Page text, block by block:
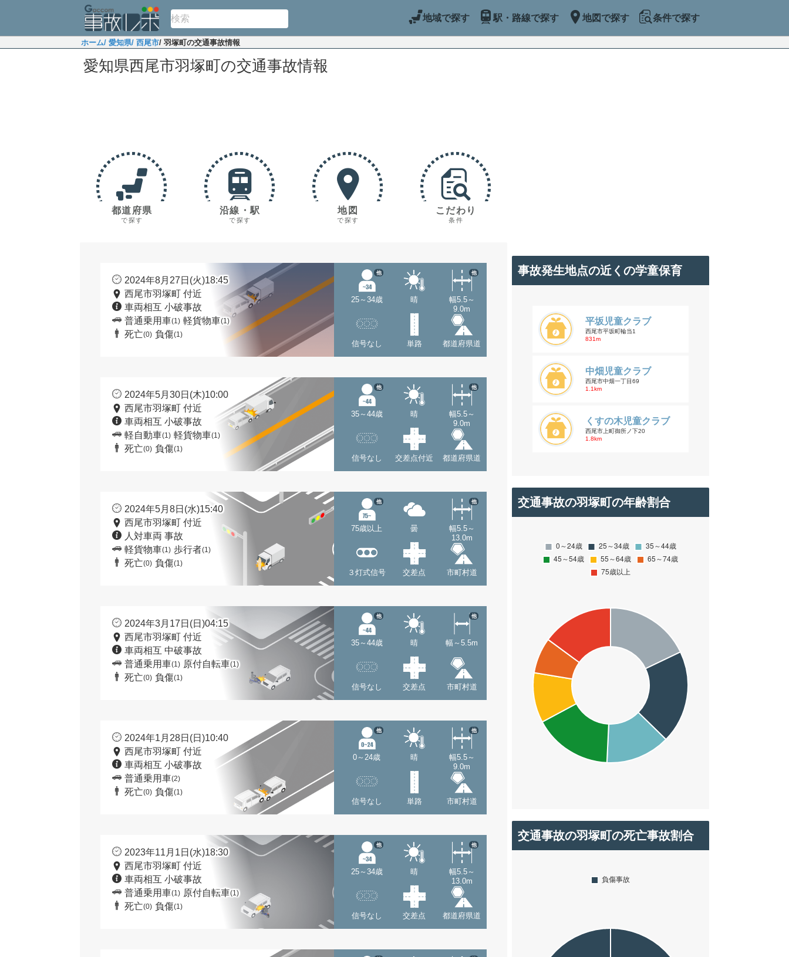
地域で探す 駅・路線で探す 地図で探す 条件で探す
ホーム/ 愛知県/ 西尾市/ 羽塚町の交通事故情報
愛知県西尾市羽塚町の交通事故情報
都道府県
で探す
沿線・駅
で探す
地図
で探す
こだわり
条件
2024年8月27日(火)18:45
西尾市羽塚町 付近
車両相互 小破事故
普通乗用車(1) 軽貨物車(1)
死亡(0) 負傷(1)
25～34歳
他
晴
幅5.5～
9.0m
他
信号なし 単路 都道府県道
2024年5月30日(木)10:00
西尾市羽塚町 付近
車両相互 小破事故
軽自動車(1) 軽貨物車(1)
死亡(0) 負傷(1)
35～44歳
他
晴
幅5.5～
9.0m
他
信号なし 交差点付近 都道府県道
2024年5月8日(水)15:40
西尾市羽塚町 付近
人対車両 事故
軽貨物車(1) 歩行者(1)
死亡(0) 負傷(1)
75歳以上
他
曇
幅5.5～
13.0m
他
３灯式信号 交差点 市町村道
2024年3月17日(日)04:15
西尾市羽塚町 付近
車両相互 中破事故
普通乗用車(1) 原付自転車(1)
死亡(0) 負傷(1)
35～44歳
他
晴 幅～5.5m
他
信号なし 交差点 市町村道
2024年1月28日(日)10:40
西尾市羽塚町 付近
車両相互 小破事故
普通乗用車(2)
死亡(0) 負傷(1)
0～24歳
他
晴
幅5.5～
9.0m
他
信号なし 単路 市町村道
2023年11月1日(水)18:30
西尾市羽塚町 付近
車両相互 小破事故
普通乗用車(1) 原付自転車(1)
死亡(0) 負傷(1)
25～34歳
他
晴
幅5.5～
13.0m
他
信号なし 交差点 都道府県道
事故発生地点の近くの学童保育
平坂児童クラブ
西尾市平坂町輪当1
831m
中畑児童クラブ
西尾市中畑一丁目69
1.1km
くすの木児童クラブ
西尾市上町御所ノ下20
1.8km
交通事故の羽塚町の年齢割合
交通事故の羽塚町の死亡事故割合